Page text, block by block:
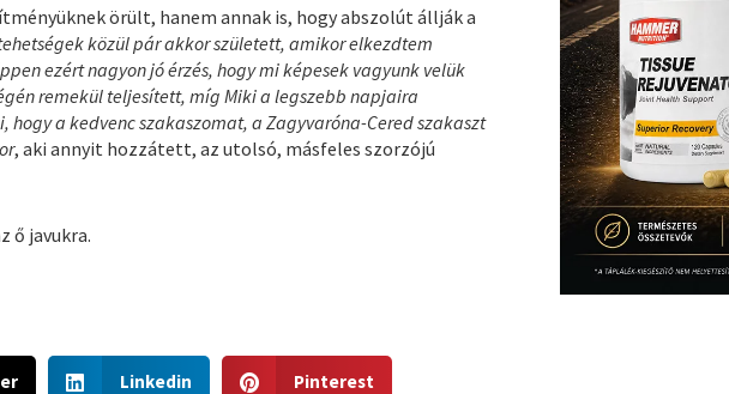
örült, hanem annak is, hogy abszolút állják a
közül pár akkor született, amikor elkezdtem
ezért nagyon jó érzés, hogy mi képesek vagyunk velük
remekül teljesített, míg Miki a legszebb napjaira
a kedvenc szakaszomat, a Zagyvaróna-Cered szakaszt
, aki annyit hozzátett, az utolsó, másfeles szorzójú
ő javukra.
Linkedin Pinterest